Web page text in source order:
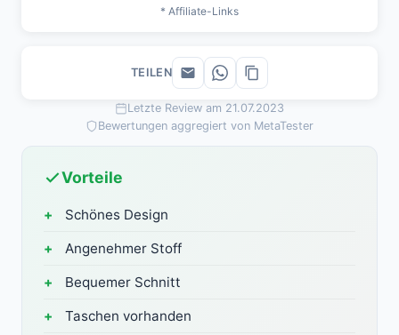
Letzte Review am 21.07.2023
Bewertungen aggregiert von MetaTester
Vorteile
Schönes Design
Angenehmer Stoff
Bequemer Schnitt
Taschen vorhanden
* Affiliate-Links
TEILEN